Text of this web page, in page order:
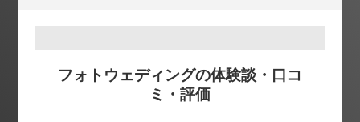
フォトウェディングの体験談・口コ
ミ・評価